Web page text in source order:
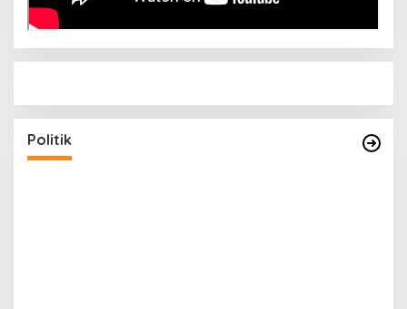
Politik
Tim Koalisi Bersama “Membangun Negeri”
Di Politik